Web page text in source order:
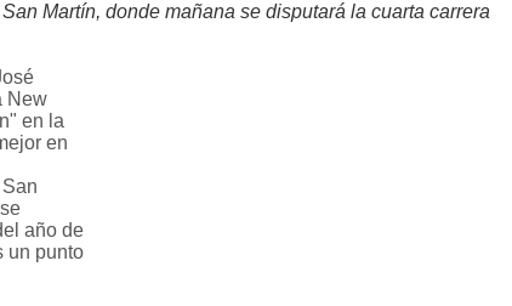
Martín, donde mañana se disputará la cuarta carrera
New
en la
en
año de
un punto